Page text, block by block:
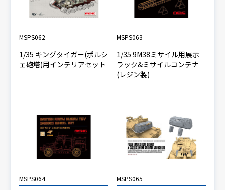
MSPS062
1/35 キングタイガー(ポルシ
ェ砲塔)用インテリアセット
MSPS063
1/35 9M38ミサイル用展示
ラック&ミサイルコンテナ
(レジン製)
MSPS064 MSPS065